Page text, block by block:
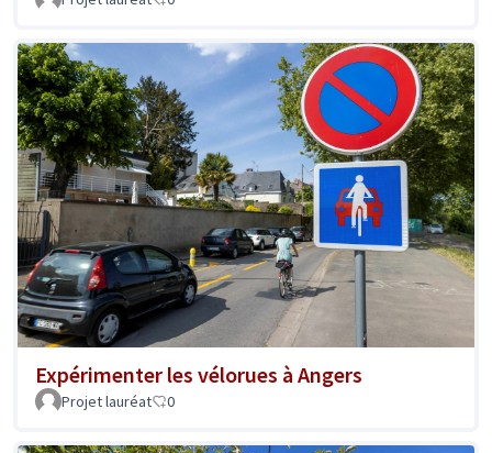
Expérimenter les vélorues à Angers
Projet lauréat 0